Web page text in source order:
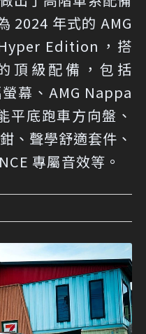
2024 年式的 AMG
Edition，搭
頂級配備，包括
螢幕、AMG Nappa
平底跑車方向盤、
、聲學舒適套件、
專屬音效等。